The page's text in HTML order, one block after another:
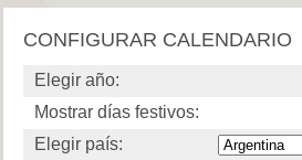
CONFIGURAR CALENDARIO
Elegir año:
Mostrar días festivos:
Elegir país: